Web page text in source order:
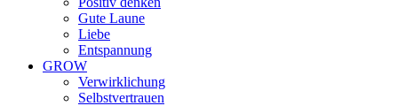
Gute Laune
Liebe
Entspannung
GROW
Verwirklichung
Selbstvertrauen